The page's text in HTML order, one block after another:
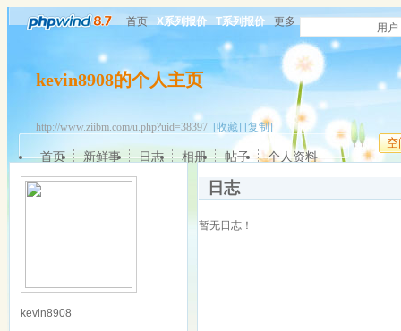
首页 X系列报价 T系列报价 更多 用户
kevin8908的个人主页
http://www.ziibm.com/u.php?uid=38397 [收藏] [复制]
空
首页 新鲜事 日志 相册 帖子 个人资料
kevin8908
日志
暂无日志！